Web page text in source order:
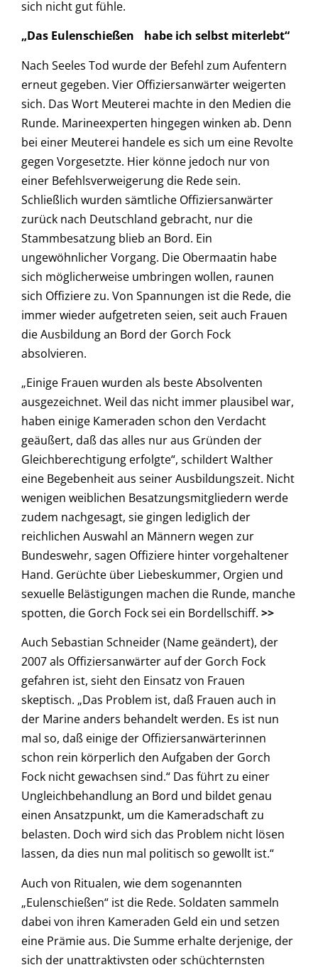
sich nicht gut fühle.
„Das Eulenschießen habe ich selbst miterlebt“
Nach Seeles Tod wurde der Befehl zum Aufentern
erneut gegeben. Vier Offiziersanwärter weigerten
sich. Das Wort Meuterei machte in den Medien die
Runde. Marineexperten hingegen winken ab. Denn
bei einer Meuterei handele es sich um eine Revolte
gegen Vorgesetzte. Hier könne jedoch nur von
einer Befehlsverweigerung die Rede sein.
Schließlich wurden sämtliche Offiziersanwärter
zurück nach Deutschland gebracht, nur die
Stammbesatzung blieb an Bord. Ein
ungewöhnlicher Vorgang. Die Obermaatin habe
sich möglicherweise umbringen wollen, raunen
sich Offiziere zu. Von Spannungen ist die Rede, die
immer wieder aufgetreten seien, seit auch Frauen
die Ausbildung an Bord der Gorch Fock
absolvieren.
„Einige Frauen wurden als beste Absolventen
ausgezeichnet. Weil das nicht immer plausibel war,
haben einige Kameraden schon den Verdacht
geäußert, daß das alles nur aus Gründen der
Gleichberechtigung erfolgte“, schildert Walther
eine Begebenheit aus seiner Ausbildungszeit. Nicht
wenigen weiblichen Besatzungsmitgliedern werde
zudem nachgesagt, sie gingen lediglich der
reichlichen Auswahl an Männern wegen zur
Bundeswehr, sagen Offiziere hinter vorgehaltener
Hand. Gerüchte über Liebeskummer, Orgien und
sexuelle Belästigungen machen die Runde, manche
spotten, die Gorch Fock sei ein Bordellschiff. >>
Auch Sebastian Schneider (Name geändert), der
2007 als Offiziersanwärter auf der Gorch Fock
gefahren ist, sieht den Einsatz von Frauen
skeptisch. „Das Problem ist, daß Frauen auch in
der Marine anders behandelt werden. Es ist nun
mal so, daß einige der Offiziersanwärterinnen
schon rein körperlich den Aufgaben der Gorch
Fock nicht gewachsen sind.“ Das führt zu einer
Ungleichbehandlung an Bord und bildet genau
einen Ansatzpunkt, um die Kameradschaft zu
belasten. Doch wird sich das Problem nicht lösen
lassen, da dies nun mal politisch so gewollt ist.“
Auch von Ritualen, wie dem sogenannten
„Eulenschießen“ ist die Rede. Soldaten sammeln
dabei von ihren Kameraden Geld ein und setzen
eine Prämie aus. Die Summe erhalte derjenige, der
sich der unattraktivsten oder schüchternsten